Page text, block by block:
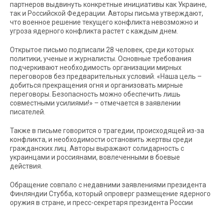
партнеров выдвинуть конкретные инициативы как Украине,
так и Российской Федерации. Авторы письма утверждают,
что военное решение текущего конфликта невозможно и
угроза ядерного конфликта растет с каждым днем.
Открытое письмо подписали 28 человек, среди которых
политики, ученые и журналисты. Основные требования
подчеркивают необходимость организации мирных
переговоров без предварительных условий. «Наша цель –
добиться прекращения огня и организовать мирные
переговоры. Безопасность можно обеспечить лишь
совместными усилиями!» – отмечается в заявлении
писателей.
Также в письме говорится о трагедии, происходящей из-за
конфликта, и необходимости остановить жертвы среди
гражданских лиц. Авторы выражают солидарность с
украинцами и россиянами, вовлеченными в боевые
действия.
Обращение совпало с недавними заявлениями президента
Финляндии Стубба, который опроверг размещение ядерного
оружия в стране, и пресс-секретаря президента России